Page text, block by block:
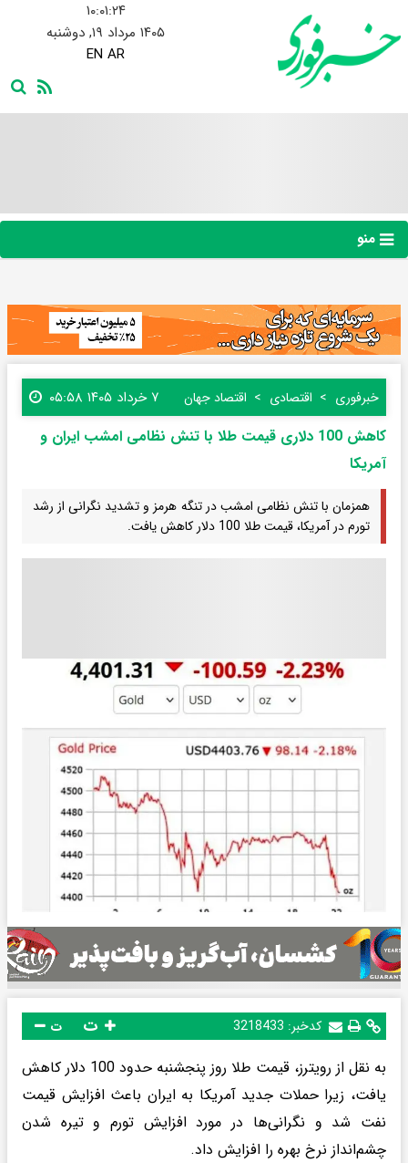
۱۰:۰۱:۲۵
۱۴۰۵ مرداد ۱۹, دوشنبه
EN AR
منو
خبرفوری اقتصادی اقتصاد جهان ۷ خرداد ۱۴۰۵ ۰۵:۵۸
کاهش 100 دلاری قیمت طلا با تنش‌ نظامی امشب ایران و
آمریکا
همزمان با تنش نظامی امشب در تنگه هرمز و تشدید نگرانی از رشد
تورم در آمریکا، قیمت طلا 100 دلار کاهش یافت.
کدخبر: 3218433 ت
به نقل از رویترز، قیمت طلا روز پنجشنبه حدود 100 دلار کاهش
یافت، زیرا حملات جدید آمریکا به ایران باعث افزایش قیمت
نفت شد و نگرانی‌ها در مورد افزایش تورم و تیره شدن
چشم‌انداز نرخ بهره را افزایش داد.